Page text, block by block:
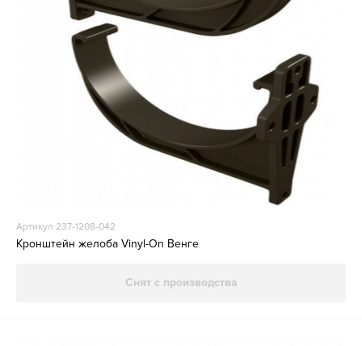
Артикул 237-1208-042
Кронштейн желоба Vinyl-On Венге
Снят с производства